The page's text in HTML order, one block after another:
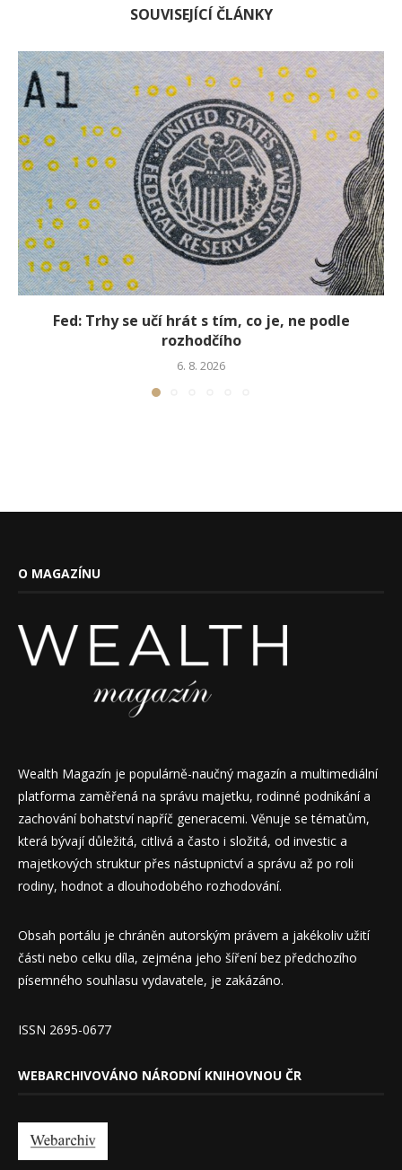
SOUVISEJÍCÍ ČLÁNKY
Fed: Trhy se učí hrát s tím, co je, ne podle
rozhodčího
6. 8. 2026
O MAGAZÍNU
Wealth Magazín je populárně-naučný magazín a multimediální
platforma zaměřená na správu majetku, rodinné podnikání a
zachování bohatství napříč generacemi. Věnuje se tématům,
která bývají důležitá, citlivá a často i složitá, od investic a
majetkových struktur přes nástupnictví a správu až po roli
rodiny, hodnot a dlouhodobého rozhodování.
Obsah portálu je chráněn autorským právem a jakékoliv užití
části nebo celku díla, zejména jeho šíření bez předchozího
písemného souhlasu vydavatele, je zakázáno.
ISSN 2695-0677
WEBARCHIVOVÁNO NÁRODNÍ KNIHOVNOU ČR